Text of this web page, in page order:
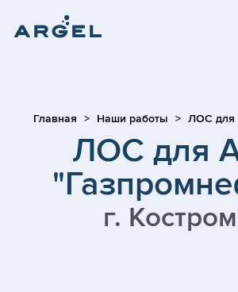
Главная Наши работы ЛОС для
ЛОС для
г.